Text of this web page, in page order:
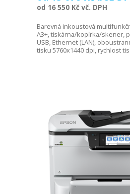
od 16 550 Kč vč. DPH
Barevná inkoustová
A3+, tiskárna/kopírka/skener,
USB, Ethernet (LAN),
tisku 5760x1440 dpi, rychlost